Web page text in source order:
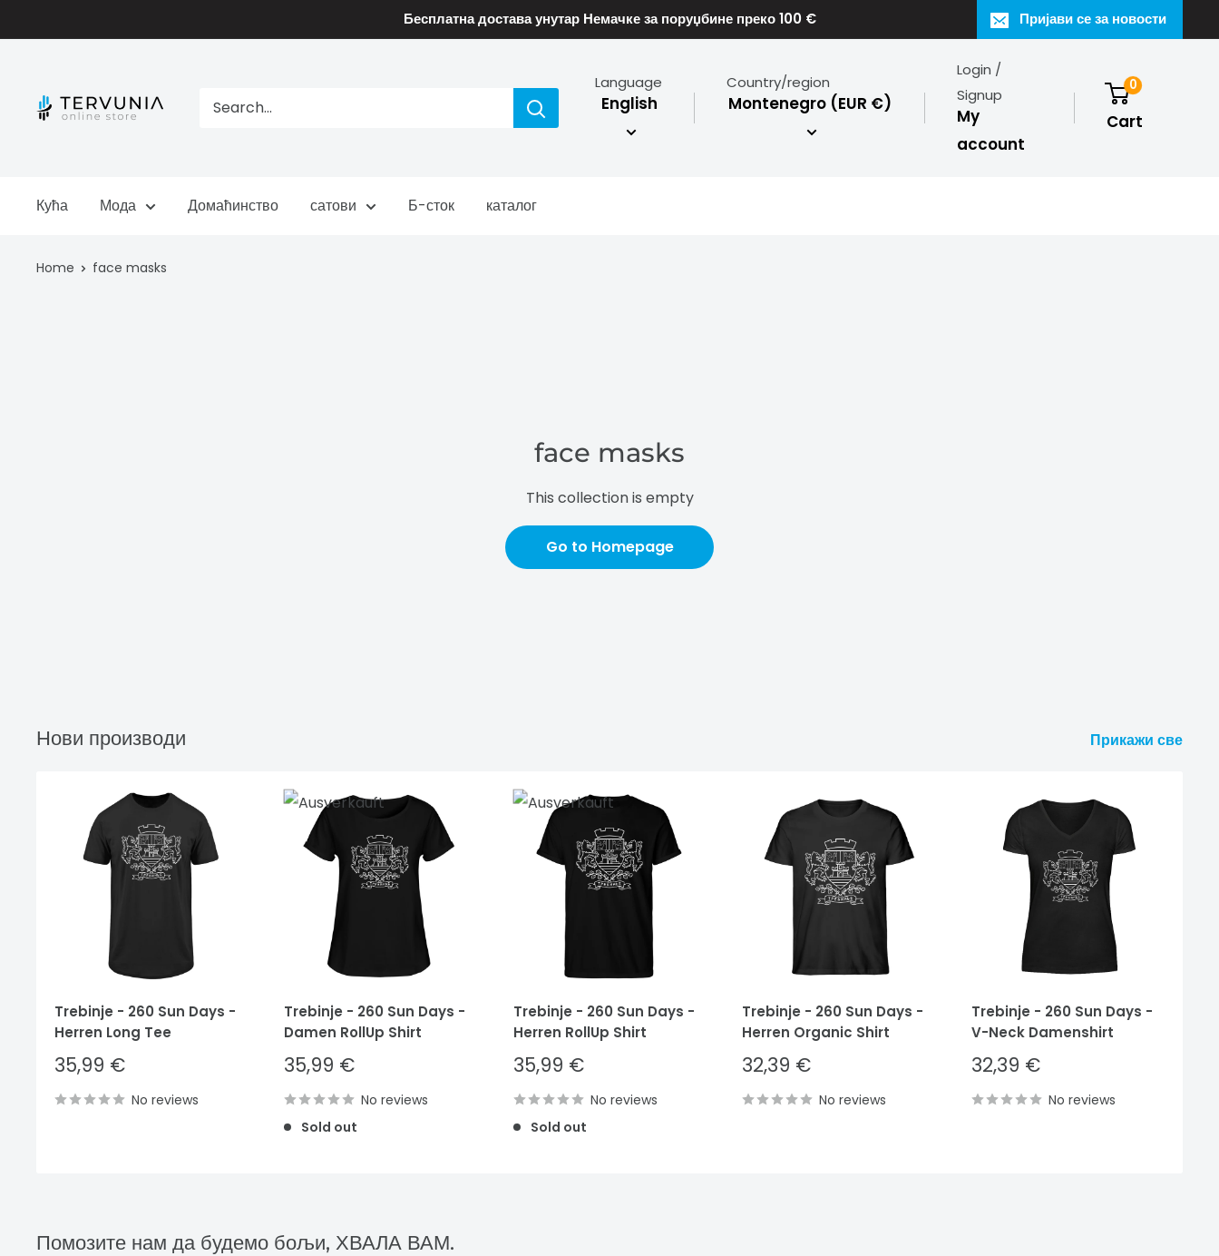
to
Бесплатна достава унутар Немачке за поруџбине преко 100 € Пријави се за новости
TERVUNIA
Language
English
Country/region
Montenegro (EUR €)
Login /
Signup
My
account
0
Cart
Кућа Мода Домаћинство сатови Б-сток каталог
Home face masks
face masks
This collection is empty
Go to Homepage
Нови производи Прикажи све
Trebinje - 260 Sun Days -
Herren Long Tee
Sale
price
35,99 €
No reviews
Trebinje - 260 Sun Days -
Damen RollUp Shirt
Sale
price
35,99 €
No reviews
Sold out
Trebinje - 260 Sun Days -
Herren RollUp Shirt
Sale
price
35,99 €
No reviews
Sold out
Trebinje - 260 Sun Days -
Herren Organic Shirt
Sale
price
32,39 €
No reviews
Trebinje - 260 Sun Days -
V-Neck Damenshirt
Sale
price
32,39 €
No reviews
Помозите нам да будемо бољи, ХВАЛА ВАМ.